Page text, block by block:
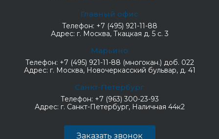
Главный офис
Телефон: +7 (495) 921-11-88
Адрес: г. Москва, Ткацкая д. 5 с. 3
Марьино
Телефон: +7 (495) 921-11-88 (многокан.) доб. 022
Адрес: г. Москва, Новочеркасский бульвар, д. 41
Санкт-Петербург
Телефон: +7 (963) 300-23-93
Адрес: г. Санкт-Петербург, Наличная 44к2
Заказать звонок